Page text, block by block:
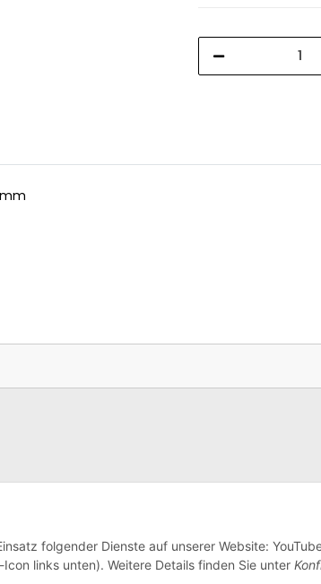
folgender Dienste auf unserer Website:
links unten). Weitere Details finden Sie unter